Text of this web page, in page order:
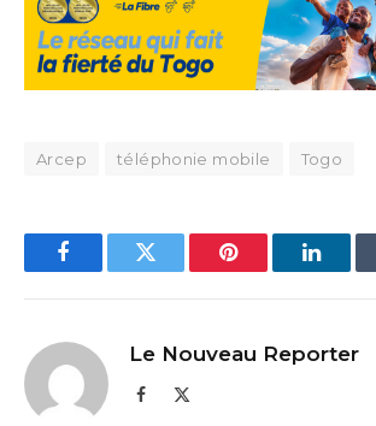
Arcep téléphonie mobile Togo
FacebookTwitter Pinterest
Le Nouveau Reporter
Facebook